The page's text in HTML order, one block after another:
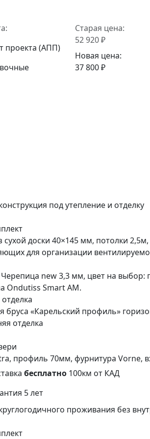
проекта (АПП)
Старая цена:
52 920 ₽
Новая цена:
37 800 ₽
под утепление и отделку
сухой доски 40×145 мм, потолки
для организации
new 3,3 мм, цвет на выбор:
Ondutiss Smart АM.
бруса «Карельский профиль»
отделка
профиль 70мм, фурнитура Vorne,
бесплатно 100км от КАД
5 лет
проживания без